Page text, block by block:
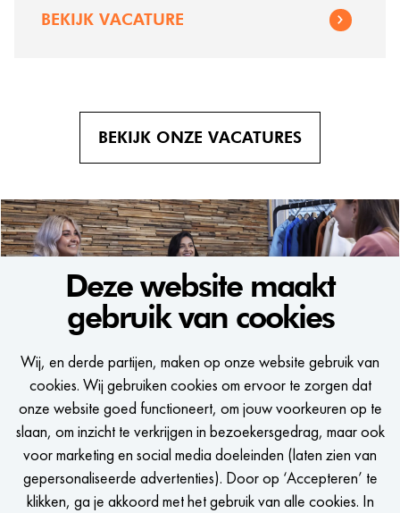
Deze website maakt
gebruik van cookies
Wij, en derde partijen, maken op onze website gebruik van
cookies. Wij gebruiken cookies om ervoor te zorgen dat
onze website goed functioneert, om jouw voorkeuren op te
slaan, om inzicht te verkrijgen in bezoekersgedrag, maar ook
voor marketing en social media doeleinden (laten zien van
gepersonaliseerde advertenties). Door op ‘Accepteren’ te
klikken, ga je akkoord met het gebruik van alle cookies. In
Voornaam
Achternaam
E-mailadres
Telefoonnummer (optioneel)
LinkedIn URL
BEKIJK VACATURE
BEKIJK ONZE VACATURES
WE WOULD LIKE TO KEEP
IN TOUCH
Een seintje krijgen als er een passende vacature is?